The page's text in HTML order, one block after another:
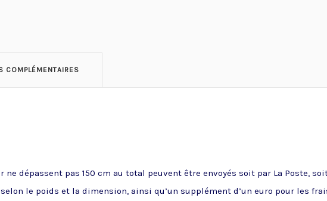
COMPLÉMENTAIRES
dépassent pas 150 cm au total peuvent être envoyés soit par La Poste,
le poids et la dimension, ainsi qu’un supplément d’un euro pour les